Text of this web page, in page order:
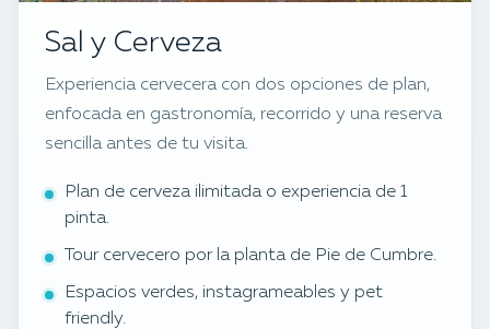
Sal y Cerveza
Experiencia cervecera con dos opciones de plan,
enfocada en gastronomía, recorrido y una reserva
sencilla antes de tu visita.
Plan de cerveza ilimitada o experiencia de 1
pinta.
Tour cervecero por la planta de Pie de Cumbre.
Espacios verdes, instagrameables y pet
friendly.